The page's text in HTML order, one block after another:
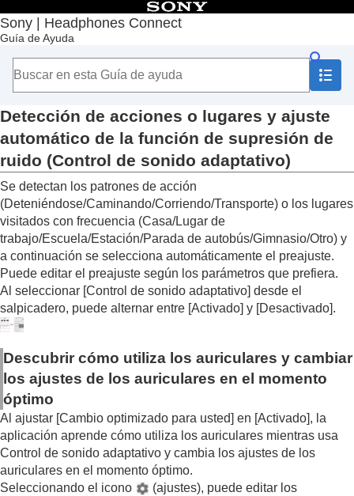
Sony | Headphones Connect
Guía de Ayuda
Contenido
Principio
Introducción
Utilización
Acerca del salpicadero “Sony | Headphones
Connect
Funciones que aparecen en la pestaña [Estado]
Detección de acciones o lugares y ajuste
automático de la función de supresión de
ruido (Control de sonido adaptativo)
Cambio del dispositivo conectado en una
conexión multipunto (Dispositivo conectado
actualmente)
Cambio del dispositivo de reproducción de
música conectado mediante una conexión
multipunto
Control de la canción que se está
reproduciendo
Funciones que aparecen en la pestaña [Sistema]
Funciones que aparecen en la pestaña
Consulta del uso de los auriculares (
Actividad
Instalación de un widget en su smartphone
Información importante
Solución de problemas
Accesibilidad
Detección de acciones o lugares y ajuste
automático de la función de supresión de
ruido (Control de sonido adaptativo)
Se detectan los patrones de acción
(Deteniéndose/Caminando/Corriendo/Transporte) o los lugares
visitados con frecuencia (Casa/Lugar de
trabajo/Escuela/Estación/Parada de autobús/Gimnasio/Otro) y
a continuación se selecciona automáticamente el preajuste.
Puede editar el preajuste según los parámetros que prefiera.
Al seleccionar [Control de sonido adaptativo] desde el
salpicadero, puede alternar entre [Activado] y [Desactivado].
Descubrir cómo utiliza los auriculares y cambiar
los ajustes de los auriculares en el momento
óptimo
Al ajustar [Cambio optimizado para usted] en [Activado], la
aplicación aprende cómo utiliza los auriculares mientras usa
Control de sonido adaptativo y cambia los ajustes de los
auriculares en el momento óptimo.
Seleccionando el icono
(ajustes), puede editar los